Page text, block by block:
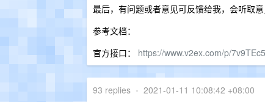
最后，有问题或者意见可反馈给我，会听取
参考文档：
官方接口： https://www.v2ex.com/p/
93 replies • 2021-01-11 10:08:42 +08:00